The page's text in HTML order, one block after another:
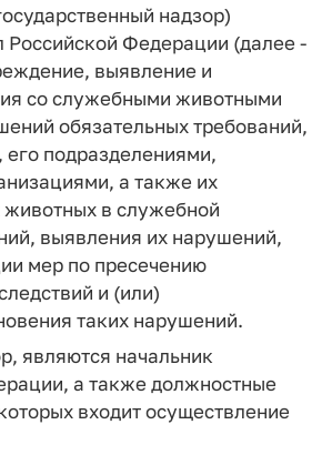
надзор)
Федерации (далее -
выявление и
со служебными животными
обязательных требований,
подразделениями,
а также их
в служебной
выявления их нарушений,
мер по пресечению
и (или)
таких нарушений.
являются начальник
а также должностные
входит осуществление